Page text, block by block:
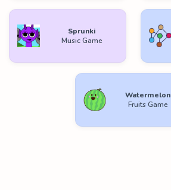
Sprunki
Music Game
Watermelon
Fruits Game